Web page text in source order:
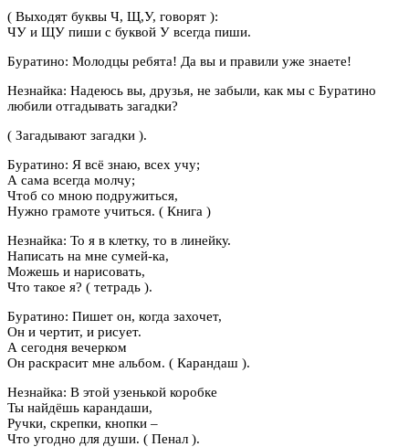
( Выходят буквы Ч, Щ,У, говорят ):
ЧУ и ЩУ пиши с буквой У всегда пиши.
Буратино: Молодцы ребята! Да вы и правили уже знаете!
Незнайка: Надеюсь вы, друзья, не забыли, как мы с Буратино
любили отгадывать загадки?
( Загадывают загадки ).
Буратино: Я всё знаю, всех учу;
А сама всегда молчу;
Чтоб со мною подружиться,
Нужно грамоте учиться. ( Книга )
Незнайка: То я в клетку, то в линейку.
Написать на мне сумей-ка,
Можешь и нарисовать,
Что такое я? ( тетрадь ).
Буратино: Пишет он, когда захочет,
Он и чертит, и рисует.
А сегодня вечерком
Он раскрасит мне альбом. ( Карандаш ).
Незнайка: В этой узенькой коробке
Ты найдёшь карандаши,
Ручки, скрепки, кнопки –
Что угодно для души. ( Пенал ).